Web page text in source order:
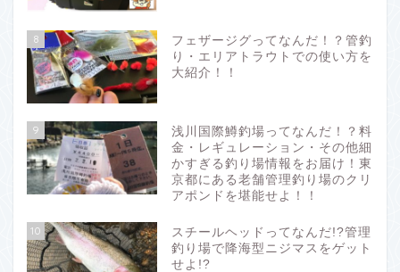
8
フェザージグってなんだ！？管釣
り・エリアトラウトでの使い方を
大紹介！！
9
浅川国際鱒釣場ってなんだ！？料
金・レギュレーション・その他細
かすぎる釣り場情報をお届け！東
京都にある老舗管理釣り場のクリ
アポンドを堪能せよ！！
10
スチールヘッドってなんだ!?管理
釣り場で降海型ニジマスをゲット
せよ!?